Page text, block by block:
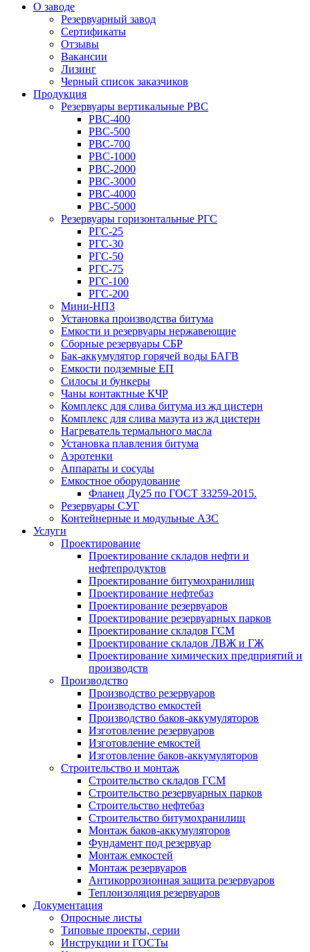
О заводе
Резервуарный завод
Сертификаты
Отзывы
Вакансии
Лизинг
Черный список заказчиков
Продукция
Резервуары вертикальные РВС
РВС-400
РВС-500
РВС-700
РВС-1000
РВС-2000
РВС-3000
РВС-4000
РВС-5000
Резервуары горизонтальные РГС
РГС-25
РГС-30
РГС-50
РГС-75
РГС-100
РГС-200
Мини-НПЗ
Установка производства битума
Емкости и резервуары нержавеющие
Сборные резервуары СБР
Бак-аккумулятор горячей воды БАГВ
Емкости подземные ЕП
Силосы и бункеры
Чаны контактные КЧР
Комплекс для слива битума из жд цистерн
Комплекс для слива мазута из жд цистерн
Нагреватель термального масла
Установка плавления битума
Аэротенки
Аппараты и сосуды
Емкостное оборудование
Фланец Ду25 по ГОСТ 33259-2015.
Резервуары СУГ
Контейнерные и модульные АЗС
Услуги
Проектирование
Проектирование складов нефти и
нефтепродуктов
Проектирование битумохранилищ
Проектирование нефтебаз
Проектирование резервуаров
Проектирование резервуарных парков
Проектирование складов ГСМ
Проектирование складов ЛВЖ и ГЖ
Проектирование химических предприятий и
производств
Производство
Производство резервуаров
Производство емкостей
Производство баков-аккумуляторов
Изготовление резервуаров
Изготовление емкостей
Изготовление баков-аккумуляторов
Строительство и монтаж
Строительство складов ГСМ
Строительство резервуарных парков
Строительство нефтебаз
Строительство битумохранилищ
Монтаж баков-аккумуляторов
Фундамент под резервуар
Монтаж емкостей
Монтаж резервуаров
Антикоррозионная защита резервуаров
Теплоизоляция резервуаров
Документация
Опросные листы
Типовые проекты, серии
Инструкции и ГОСТы